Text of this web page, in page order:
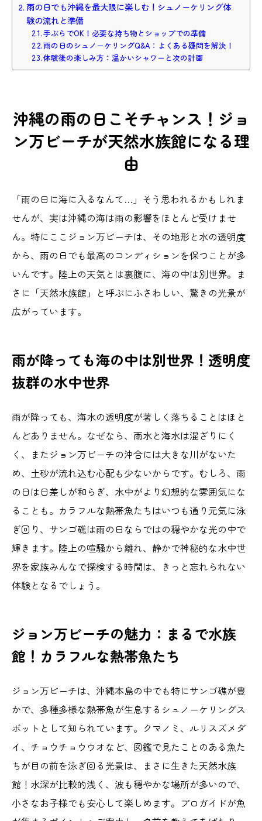
雨の日でも沖縄を最大限に楽しむ！シュノーケリング体
験の流れと準備
手ぶらでOK！必要な持ち物とショップでの準備
雨の日のシュノーケリングQ&A：よくある疑問を解決！
体験後の楽しみ方：温かいシャワーと次の計画
沖縄の雨の日こそチャンス！ジョ
ン万ビーチが天然水族館になる理
由
「雨の日に海に入るなんて…」そう思われるかもしれま
せんが、実は沖縄の海は雨の影響をほとんど受けませ
ん。特にここジョン万ビーチは、その地形と水の透明度
から、雨の日でも最高のコンディションを保つことが多
いんです。陸上の天気とは裏腹に、海の中は別世界。ま
さに「天然水族館」と呼ぶにふさわしい、驚きの光景が
広がっています。
雨が降っても海の中は別世界！透明度
抜群の水中世界
雨が降っても、海水の透明度が著しく落ちることはほと
んどありません。なぜなら、雨水と海水は混ざりにく
く、またジョン万ビーチの沖合には大きな川がないた
め、土砂が流れ込む心配も少ないからです。むしろ、雨
の日は日差しが和らぎ、水中がより幻想的な雰囲気にな
ることも。カラフルな熱帯魚たちはいつも通り元気に泳
ぎ回り、サンゴ礁は雨の日ならではの穏やかな光の中で
輝きます。陸上の喧騒から離れ、静かで神秘的な水中世
界を家族みんなで探検する時間は、きっと忘れられない
体験となるでしょう。
ジョン万ビーチの魅力：まるで水族
館！カラフルな熱帯魚たち
ジョン万ビーチは、沖縄本島の中でも特にサンゴ礁が豊
かで、多種多様な熱帯魚が生息するシュノーケリングス
ポットとして知られています。クマノミ、ルリスズメダ
イ、チョウチョウウオなど、図鑑で見たことのある魚た
ちが目の前を泳ぎ回る光景は、まさに生きた天然水族
館！水深が比較的浅く、波も穏やかな場所が多いので、
小さなお子様でも安心して楽しめます。プロガイドが魚